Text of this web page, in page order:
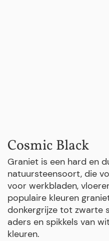
Cosmic Black
Graniet is een hard en
natuursteensoort, die
voor werkbladen,
populaire kleuren
donkergrijze tot zwarte
aders en spikkels van
kleuren.